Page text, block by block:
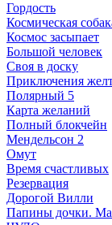
Гордость
Космическая
Космос засыпает
Большой человек
Своя в доску
Приключения
Полярный 5
Карта желаний
Полный блокчейн
Мендельсон 2
Омут
Время счастливых
Резервация
Дорогой Вилли
Папины дочки.